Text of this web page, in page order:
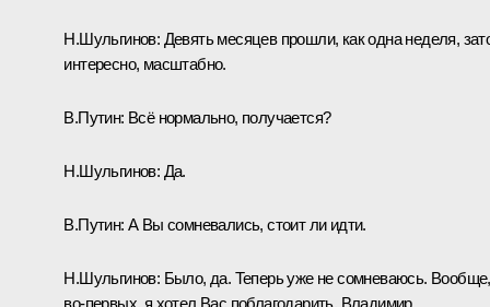
Н.Шульгинов: Девять месяцев прошли, как одна неделя,
интересно, масштабно.
В.Путин: Всё нормально, получается?
Н.Шульгинов: Да.
В.Путин: А Вы сомневались, стоит ли идти.
Н.Шульгинов: Было, да. Теперь уже не сомневаюсь. Вообще,
во‑первых, я хотел Вас поблагодарить, Владимир